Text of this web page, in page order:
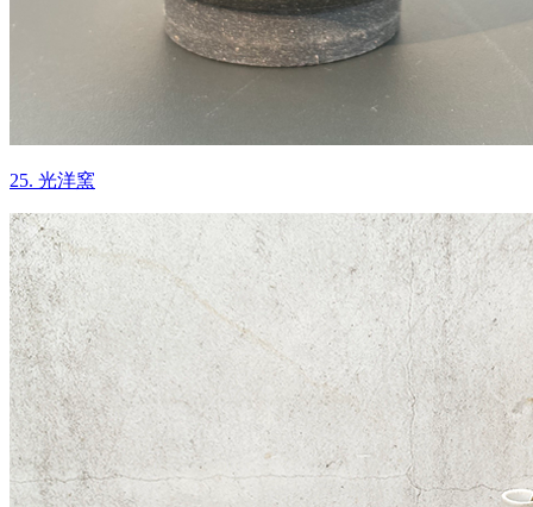
25. 光洋窯